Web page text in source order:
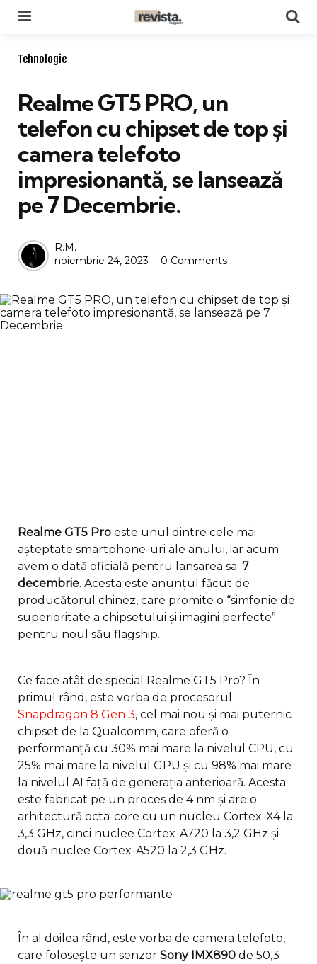
Categories
Tehnologie
Realme GT5 PRO, un
telefon cu chipset de top și
camera telefoto
impresionantă, se lansează
pe 7 Decembrie.
Posted
by
R.M.
noiembrie 24, 2023
0 Comments
Realme GT5 Pro este unul dintre cele mai
așteptate smartphone-uri ale anului, iar acum
avem o dată oficială pentru lansarea sa: 7
decembrie. Acesta este anunțul făcut de
producătorul chinez, care promite o “simfonie de
superioritate a chipsetului și imagini perfecte”
pentru noul său flagship.
Ce face atât de special Realme GT5 Pro? În
primul rând, este vorba de procesorul
Snapdragon 8 Gen 3, cel mai nou și mai puternic
chipset de la Qualcomm, care oferă o
performanță cu 30% mai mare la nivelul CPU, cu
25% mai mare la nivelul GPU și cu 98% mai mare
la nivelul AI față de generația anterioară. Acesta
este fabricat pe un proces de 4 nm și are o
arhitectură octa-core cu un nucleu Cortex-X4 la
3,3 GHz, cinci nuclee Cortex-A720 la 3,2 GHz și
două nuclee Cortex-A520 la 2,3 GHz.
În al doilea rând, este vorba de camera telefoto,
care folosește un senzor Sony IMX890 de 50,3